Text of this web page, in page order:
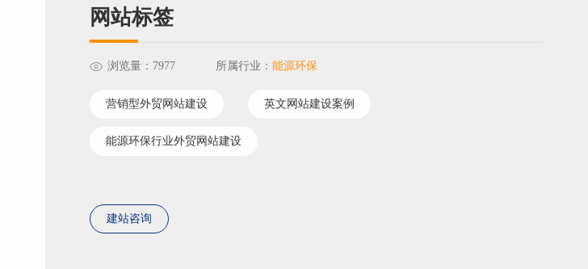
网站标签
浏览量：7977 所属行业： 能源环保
营销型外贸网站建设 英文网站建设案例
能源环保行业外贸网站建设
建站咨询